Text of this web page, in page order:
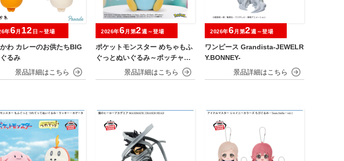
わ カレーのお供たちBIG
るみ
年6 月 12 日～登場
ポケットモンスター めちゃもふ
ぐっとぬいぐるみ～ポッチャマ
2026年6 月第2週～登場
ワンピース Grandista-JEWELR
Y.BONNEY-
2026年6 月第2週～登場